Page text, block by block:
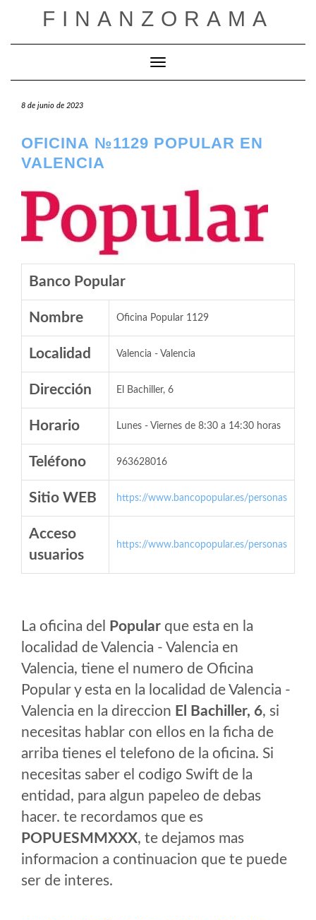
FINANZORAMA
Cambiar modo de navegación
8 de junio de 2023
OFICINA №1129 POPULAR EN
VALENCIA
Banco Popular
Nombre Oficina Popular 1129
Localidad Valencia - Valencia
Dirección El Bachiller, 6
Horario Lunes - Viernes de 8:30 a 14:30 horas
Teléfono 963628016
Sitio WEB https://www.bancopopular.es/personas
Acceso
usuarios
https://www.bancopopular.es/personas
La oficina del Popular que esta en la
localidad de Valencia - Valencia en
Valencia, tiene el numero de Oficina
Popular y esta en la localidad de Valencia -
Valencia en la direccion El Bachiller, 6, si
necesitas hablar con ellos en la ficha de
arriba tienes el telefono de la oficina. Si
necesitas saber el codigo Swift de la
entidad, para algun papeleo de debas
hacer. te recordamos que es
POPUESMMXXX, te dejamos mas
informacion a continuacion que te puede
ser de interes.